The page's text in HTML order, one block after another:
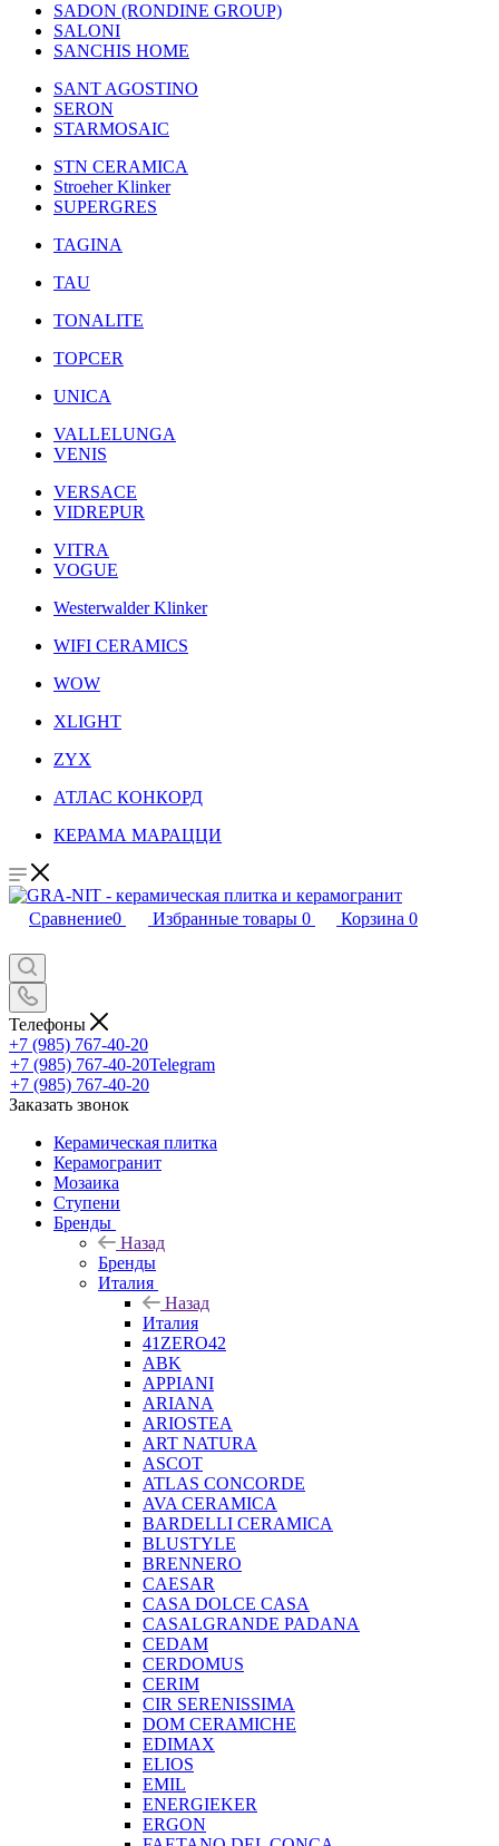
SADON (RONDINE GROUP)
SALONI
SANCHIS HOME
SANT AGOSTINO
SERON
STARMOSAIC
STN CERAMICA
Stroeher Klinker
SUPERGRES
TAGINA
TAU
TONALITE
TOPCER
UNICA
VALLELUNGA
VENIS
VERSACE
VIDREPUR
VITRA
VOGUE
Westerwalder Klinker
WIFI CERAMICS
WOW
XLIGHT
ZYX
АТЛАС КОНКОРД
КЕРАМА МАРАЦЦИ
Сравнение0 Избранные товары 0 Корзина 0
Телефоны
+7 (985) 767-40-20
+7 (985) 767-40-20Telegram
+7 (985) 767-40-20
Заказать звонок
Керамическая плитка
Керамогранит
Мозаика
Ступени
Бренды
Назад
Бренды
Италия
Назад
Италия
41ZERO42
ABK
APPIANI
ARIANA
ARIOSTEA
ART NATURA
ASCOT
ATLAS CONCORDE
AVA CERAMICA
BARDELLI CERAMICA
BLUSTYLE
BRENNERO
CAESAR
CASA DOLCE CASA
CASALGRANDE PADANA
CEDAM
CERDOMUS
CERIM
CIR SERENISSIMA
DOM CERAMICHE
EDIMAX
ELIOS
EMIL
ENERGIEKER
ERGON